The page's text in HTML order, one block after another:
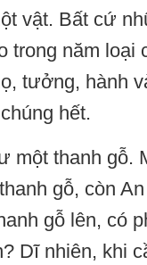
vật. Bất cứ
trong năm loại
tưởng, hành
hết.
một thanh gỗ.
gỗ, còn
gỗ lên, có
Dĩ nhiên, khi